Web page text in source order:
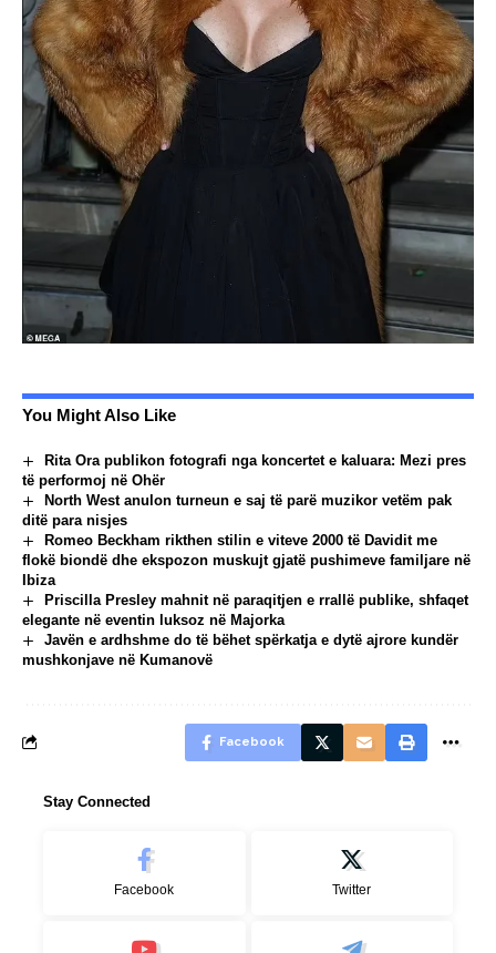
You Might Also Like
Rita Ora publikon fotografi nga koncertet e kaluara: Mezi pres
të performoj në Ohër
North West anulon turneun e saj të parë muzikor vetëm pak
ditë para nisjes
Romeo Beckham rikthen stilin e viteve 2000 të Davidit me
flokë biondë dhe ekspozon muskujt gjatë pushimeve familjare në
Ibiza
Priscilla Presley mahnit në paraqitjen e rrallë publike, shfaqet
elegante në eventin luksoz në Majorka
Javën e ardhshme do të bëhet spërkatja e dytë ajrore kundër
mushkonjave në Kumanovë
Facebook
Stay Connected
Facebook Twitter